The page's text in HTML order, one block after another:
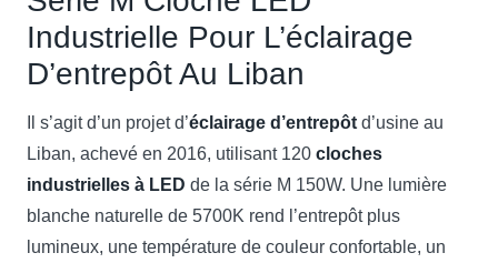
Industrielle Pour L’éclairage
D’entrepôt Au Liban
Il s’agit d’un projet d’éclairage d’entrepôt d’usine au
Liban, achevé en 2016, utilisant 120 cloches
industrielles à LED de la série M 150W. Une lumière
blanche naturelle de 5700K rend l’entrepôt plus
lumineux, une température de couleur confortable, un